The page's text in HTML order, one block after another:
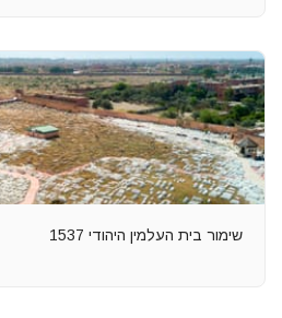
שימור בית העלמין היהודי 1537